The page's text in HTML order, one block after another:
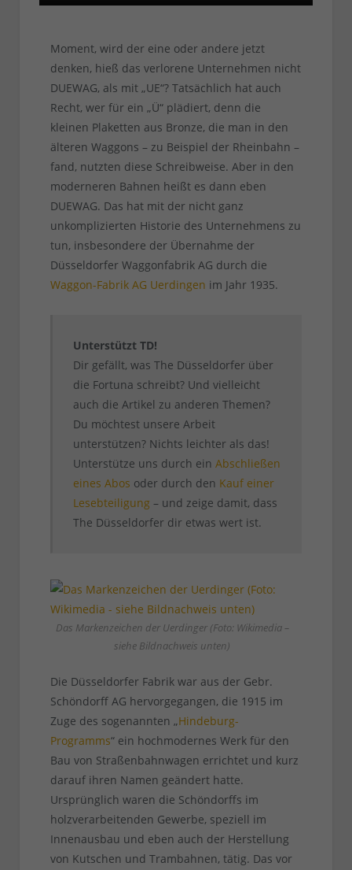
Moment, wird der eine oder andere jetzt
denken, hieß das verlorene Unternehmen nicht
DUEWAG, als mit „UE“? Tatsächlich hat auch
Recht, wer für ein „Ü“ plädiert, denn die
kleinen Plaketten aus Bronze, die man in den
älteren Waggons – zu Beispiel der Rheinbahn –
fand, nutzten diese Schreibweise. Aber in den
moderneren Bahnen heißt es dann eben
DUEWAG. Das hat mit der nicht ganz
unkomplizierten Historie des Unternehmens zu
tun, insbesondere der Übernahme der
Düsseldorfer Waggonfabrik AG durch die
Waggon-Fabrik AG Uerdingen im Jahr 1935.
Unterstützt TD!
Dir gefällt, was The Düsseldorfer über
die Fortuna schreibt? Und vielleicht
auch die Artikel zu anderen Themen?
Du möchtest unsere Arbeit
unterstützen? Nichts leichter als das!
Unterstütze uns durch ein Abschließen
eines Abos oder durch den Kauf einer
Lesebteiligung – und zeige damit, dass
The Düsseldorfer dir etwas wert ist.
Das Markenzeichen der Uerdinger (Foto: Wikimedia –
siehe Bildnachweis unten)
Die Düsseldorfer Fabrik war aus der Gebr.
Schöndorff AG hervorgegangen, die 1915 im
Zuge des sogenannten „Hindeburg-
Programms“ ein hochmodernes Werk für den
Bau von Straßenbahnwagen errichtet und kurz
darauf ihren Namen geändert hatte.
Ursprünglich waren die Schöndorffs im
holzverarbeitenden Gewerbe, speziell im
Innenausbau und eben auch der Herstellung
von Kutschen und Trambahnen, tätig. Das vor